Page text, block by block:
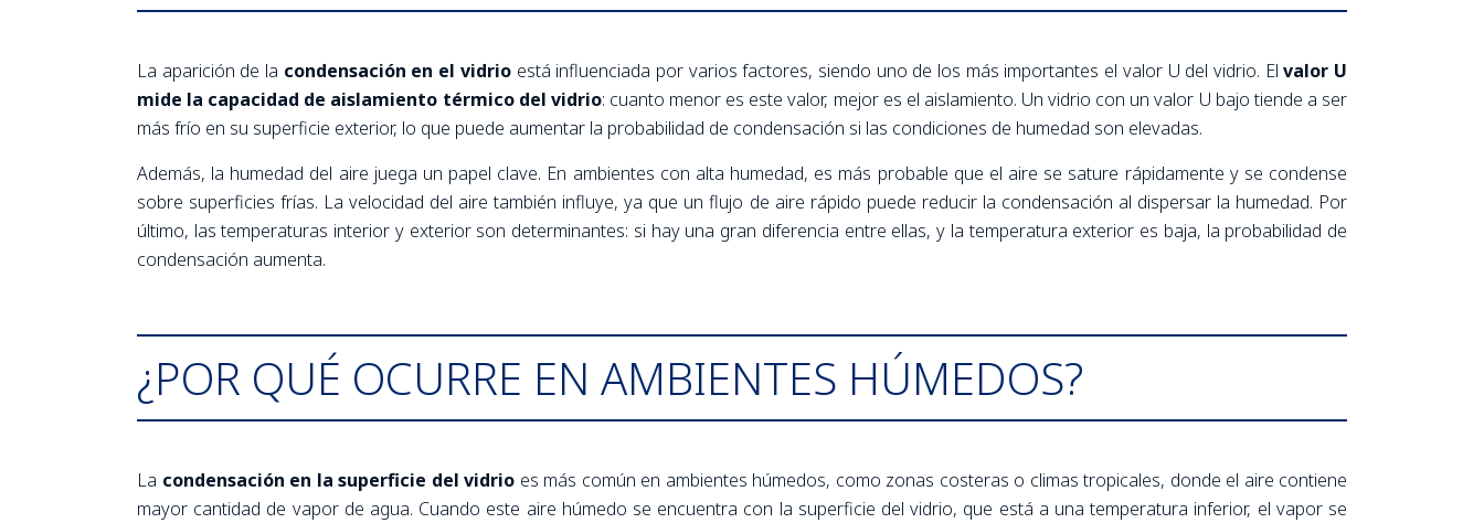
La aparición de la condensación en el vidrioestá influenciada por varios factores, siendo uno de los más importantes el valor U del vidrio. Elvalor U
mide la capacidad de aislamiento térmico del vidrio: cuanto menor es este valor, mejor es el aislamiento. Un vidrio con un valor U bajo tiende a ser
más frío en su superficie exterior, lo que puede aumentar la probabilidad de condensación si las condiciones de humedad son elevadas.
Además, la humedad del aire juega un papel clave. En ambientes con alta humedad, es más probable que el aire se sature rápidamente y se condense
sobre superficies frías. La velocidad del aire también influye, ya que un flujo de aire rápido puede reducir la condensación al dispersar la humedad. Por
último, las temperaturas interior y exterior son determinantes: si hay una gran diferencia entre ellas, y la temperatura exterior es baja, la probabilidad de
condensación aumenta.
¿POR QUÉ OCURRE EN AMBIENTES HÚMEDOS?
La condensación en la superficie del vidrio es más común en ambientes húmedos, como zonas costeras o climas tropicales, donde el aire contiene
mayor cantidad de vapor de agua. Cuando este aire húmedo se encuentra con la superficie del vidrio, que está a una temperatura inferior, el vapor se